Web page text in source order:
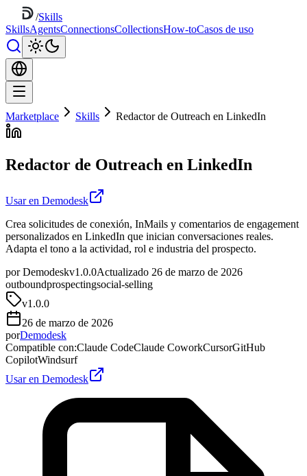
/Skills
SkillsAgentsConnectionsCollectionsHow-toCasos de uso
Marketplace Skills Redactor de Outreach en LinkedIn
Redactor de Outreach en LinkedIn
Usar en Demodesk
Crea solicitudes de conexión, InMails y comentarios de engagement
personalizados en LinkedIn que inician conversaciones reales.
Adapta el tono a la actividad, rol e industria del prospecto.
por Demodeskv1.0.0Actualizado 26 de marzo de 2026
outboundprospectingsocial-selling
v1.0.0
26 de marzo de 2026
porDemodesk
Compatible con:Claude CodeClaude CoworkCursorGitHub
CopilotWindsurf
Usar en Demodesk